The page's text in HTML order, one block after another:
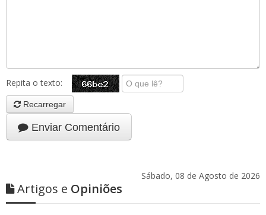
Repita o texto:
Recarregar
Enviar Comentário
Sábado, 08 de Agosto de 2026
Artigos e Opiniões